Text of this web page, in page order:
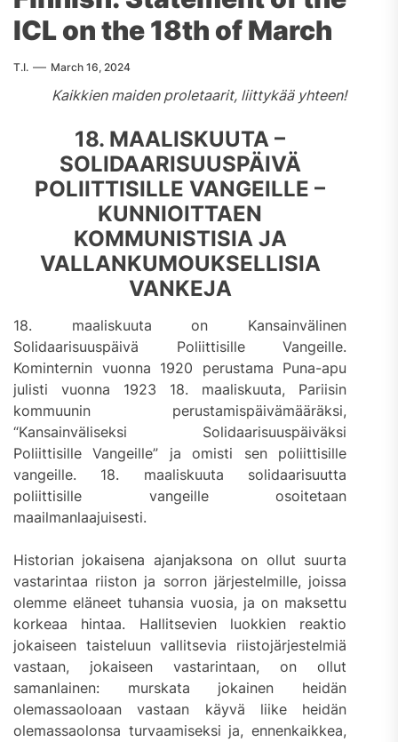
ICL on the 18th of March
T.I. March 16, 2024
Kaikkien maiden proletaarit, liittykää yhteen!
18. MAALISKUUTA –
SOLIDAARISUUSPÄIVÄ
POLIITTISILLE VANGEILLE –
KUNNIOITTAEN
KOMMUNISTISIA JA
VALLANKUMOUKSELLISIA
VANKEJA
18. maaliskuuta on Kansainvälinen
Solidaarisuuspäivä Poliittisille Vangeille.
Kominternin vuonna 1920 perustama Puna-apu
julisti vuonna 1923 18. maaliskuuta, Pariisin
kommuunin perustamispäivämääräksi,
“Kansainväliseksi Solidaarisuuspäiväksi
Poliittisille Vangeille” ja omisti sen poliittisille
vangeille. 18. maaliskuuta solidaarisuutta
poliittisille vangeille osoitetaan
maailmanlaajuisesti.
Historian jokaisena ajanjaksona on ollut suurta
vastarintaa riiston ja sorron järjestelmille, joissa
olemme eläneet tuhansia vuosia, ja on maksettu
korkeaa hintaa. Hallitsevien luokkien reaktio
jokaiseen taisteluun vallitsevia riistojärjestelmiä
vastaan, jokaiseen vastarintaan, on ollut
samanlainen: murskata jokainen heidän
olemassaoloaan vastaan käyvä liike heidän
olemassaolonsa turvaamiseksi ja, ennenkaikkea,